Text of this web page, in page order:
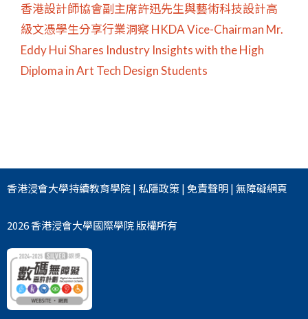
香港設計師協會副主席許迅先生與藝術科技設計高
級文憑學生分享行業洞察 HKDA Vice-Chairman Mr.
Eddy Hui Shares Industry Insights with the High
Diploma in Art Tech Design Students
香港浸會大學持續教育學院| 私隱政策|免責聲明|無障礙網頁
2026 香港浸會大學國際學院 版權所有